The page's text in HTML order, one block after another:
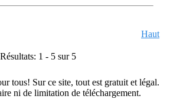
Haut
Résultats: 1 - 5 sur 5
tous! Sur ce site, tout est gratuit et légal.
ni de limitation de téléchargement.